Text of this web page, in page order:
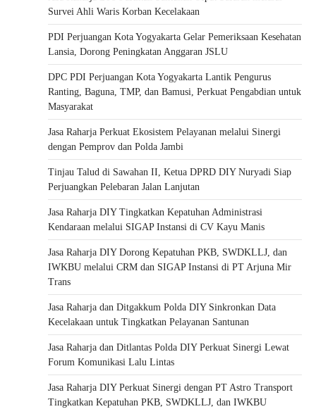
Survei Ahli Waris Korban Kecelakaan
PDI Perjuangan Kota Yogyakarta Gelar Pemeriksaan Kesehatan
Lansia, Dorong Peningkatan Anggaran JSLU
DPC PDI Perjuangan Kota Yogyakarta Lantik Pengurus
Ranting, Baguna, TMP, dan Bamusi, Perkuat Pengabdian untuk
Masyarakat
Jasa Raharja Perkuat Ekosistem Pelayanan melalui Sinergi
dengan Pemprov dan Polda Jambi
Tinjau Talud di Sawahan II, Ketua DPRD DIY Nuryadi Siap
Perjuangkan Pelebaran Jalan Lanjutan
Jasa Raharja DIY Tingkatkan Kepatuhan Administrasi
Kendaraan melalui SIGAP Instansi di CV Kayu Manis
Jasa Raharja DIY Dorong Kepatuhan PKB, SWDKLLJ, dan
IWKBU melalui CRM dan SIGAP Instansi di PT Arjuna Mir
Trans
Jasa Raharja dan Ditgakkum Polda DIY Sinkronkan Data
Kecelakaan untuk Tingkatkan Pelayanan Santunan
Jasa Raharja dan Ditlantas Polda DIY Perkuat Sinergi Lewat
Forum Komunikasi Lalu Lintas
Jasa Raharja DIY Perkuat Sinergi dengan PT Astro Transport
Tingkatkan Kepatuhan PKB, SWDKLLJ, dan IWKBU